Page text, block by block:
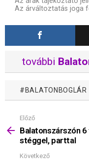
Az árváltoztatás joga
további
BALATONBOGLÁR
Mutass
többet
Előző
Balatonszárszón
stéggel, parttal
Következő